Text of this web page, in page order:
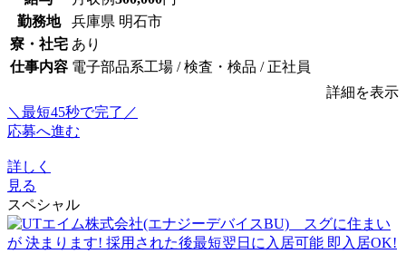
勤務地
兵庫県 明石市
寮・社宅 あり
仕事内容 電子部品系工場 / 検査・検品 / 正社員
詳細を表示
＼最短45秒で完了／
応募へ進む
詳しく
見る
スペシャル